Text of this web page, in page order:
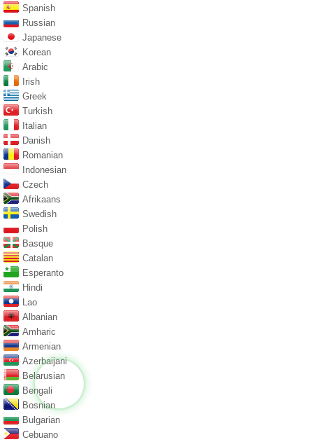
Spanish
Russian
Japanese
Korean
Arabic
Irish
Greek
Turkish
Italian
Danish
Romanian
Indonesian
Czech
Afrikaans
Swedish
Polish
Basque
Catalan
Esperanto
Hindi
Lao
Albanian
Amharic
Armenian
Azerbaijani
Belarusian
Bengali
Bosnian
Bulgarian
Cebuano